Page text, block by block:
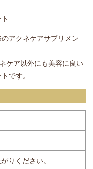
アクネケアサプリメン
ケア以外にも美容に良い
です。
りください。